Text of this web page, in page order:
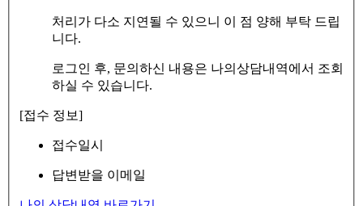
처리가 다소 지연될 수 있으니 이 점 양해 부탁 드립
니다.
로그인 후, 문의하신 내용은 나의상담내역에서 조회
하실 수 있습니다.
[접수 정보]
접수일시
답변받을 이메일